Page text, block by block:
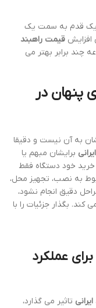
یک قدم به سمت یک
افزایش قیمت راهبند
چند برابر بهتر می
پنهان در
به آن نیست و دقیقا
برایشان مبهم یا
خود دستگاه فقط
به نصب، تجهیز محل،
دقیق انجام نشود،
بگذار جزئیات را با
عملکرد
تاثیر می گذارد،